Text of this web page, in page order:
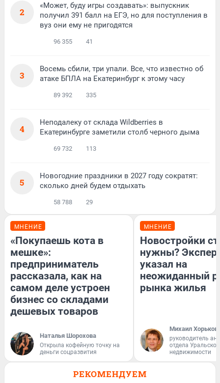
2
«Может, буду игры создавать»: выпускник
получил 391 балл на ЕГЭ, но для поступления в
вуз они ему не пригодятся
96 355 41
3
Восемь сбили, три упали. Все, что известно об
атаке БПЛА на Екатеринбург к этому часу
89 392 335
4
Неподалеку от склада Wildberries в
Екатеринбурге заметили столб черного дыма
69 732 113
5
Новогодние праздники в 2027 году сократят:
сколько дней будем отдыхать
58 788 29
МНЕНИЕ
«Покупаешь кота в
мешке»:
предприниматель
рассказала, как на
самом деле устроен
бизнес со складами
дешевых товаров
Наталья Шорохова
Открыла кофейную точку на
деньги соцразвития
МНЕНИЕ
Новостройки
нужны?
указал на
неожиданный
рынка жилья
Михаил Хорьков
руководитель
отдела
недвижимости
РЕКОМЕНДУЕМ